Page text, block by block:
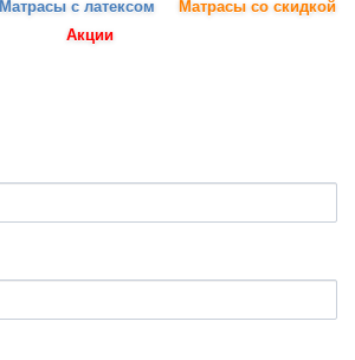
Матрасы с латексом
Матрасы со скидкой
Акции